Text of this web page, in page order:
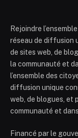
Rejoindre
réseau de diffusion
de sites web, de
la communauté et
l’ensemble des
diffusion unique
web, de blogues, et
communauté et
Financé par le